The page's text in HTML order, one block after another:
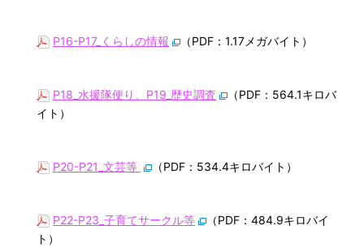
P16-P17_くらしの情報 （PDF：1.17メガバイト）
P18_水援隊便り、P19_歴史調査
（PDF：564.1キロバ
イト）
P20-P21_文芸等 （PDF：534.4キロバイト）
P22-P23_子育てサークル等
（PDF：484.9キロバイ
ト）